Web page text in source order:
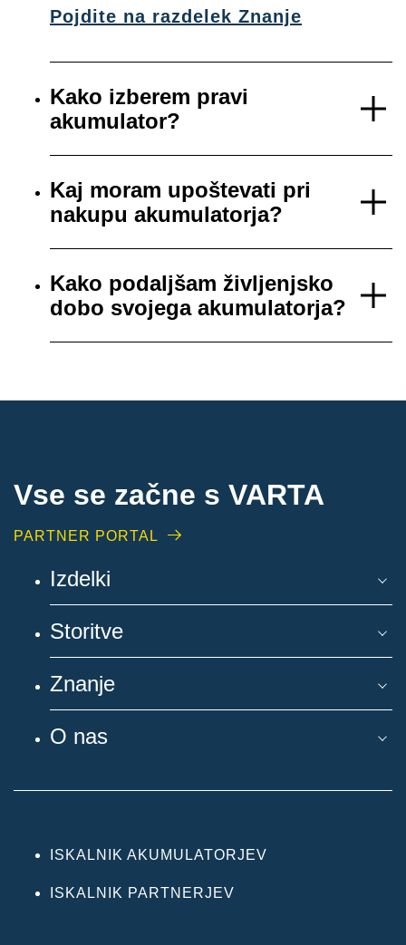
Pojdite na razdelek Znanje
Kako izberem pravi
akumulator?
Kaj moram upoštevati pri
nakupu akumulatorja?
Kako podaljšam življenjsko
dobo svojega akumulatorja?
Vse se začne s VARTA
PARTNER PORTAL
Izdelki
Storitve
Znanje
O nas
ISKALNIK AKUMULATORJEV
ISKALNIK PARTNERJEV